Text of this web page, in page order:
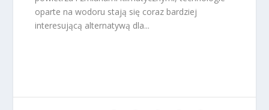
oparte na wodoru stają się coraz bardziej
interesującą alternatywą dla...